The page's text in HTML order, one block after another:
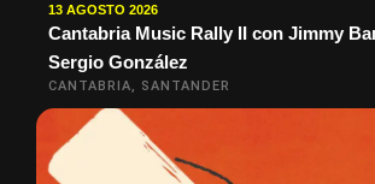
13 AGOSTO 2026
Cantabria Music Rally II con Jimmy
Sergio González
CANTABRIA, SANTANDER